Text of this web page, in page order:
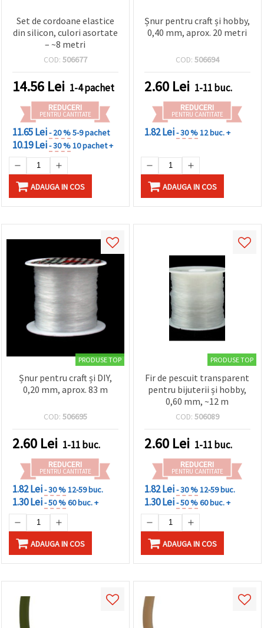
Set de cordoane elastice
din silicon, culori asortate
– ~8 metri
COD: 506677
14.56 Lei 1-4 pachet
REDUCERI
PENTRU CANTITATE
11.65 Lei- 20 %5-9 pachet
10.19 Lei- 30 %10 pachet +
ADAUGA IN COS
Șnur pentru craft și hobby,
0,40 mm, aprox. 20 metri
COD: 506694
2.60 Lei 1-11 buc.
REDUCERI
PENTRU CANTITATE
1.82 Lei- 30 %12 buc. +
ADAUGA IN COS
PRODUSE TOP
Șnur pentru craft și DIY,
0,20 mm, aprox. 83 m
COD: 506695
2.60 Lei 1-11 buc.
REDUCERI
PENTRU CANTITATE
1.82 Lei- 30 %12-59 buc.
1.30 Lei- 50 %60 buc. +
ADAUGA IN COS
PRODUSE TOP
Fir de pescuit transparent
pentru bijuterii și hobby,
0,60 mm, ~12 m
COD: 506089
2.60 Lei 1-11 buc.
REDUCERI
PENTRU CANTITATE
1.82 Lei- 30 %12-59 buc.
1.30 Lei- 50 %60 buc. +
ADAUGA IN COS